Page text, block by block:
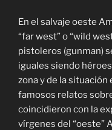
En el salvaje oeste
“far west” o “wild
pistoleros (gunman)
iguales siendo
zona y de la situación
famosos relatos
coincidieron con la
vírgenes del “oeste”